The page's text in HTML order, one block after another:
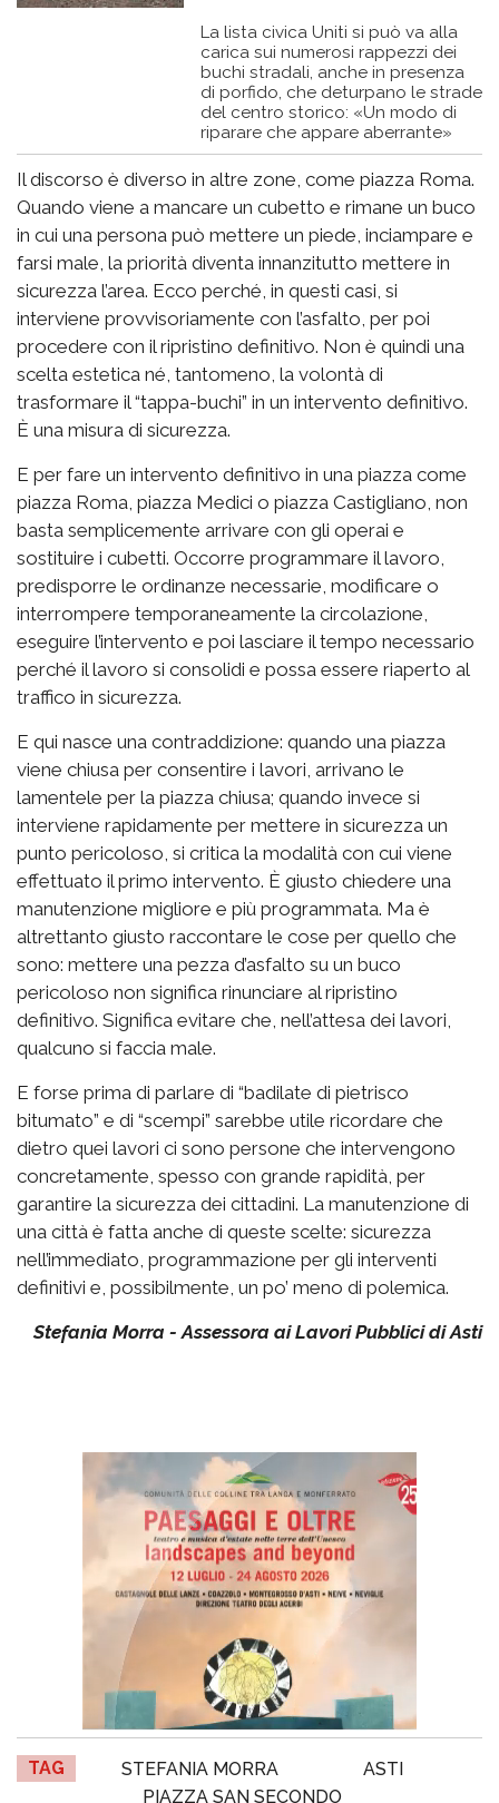
La lista civica Uniti si può va alla
carica sui numerosi rappezzi dei
buchi stradali, anche in presenza
di porfido, che deturpano le strade
del centro storico: «Un modo di
riparare che appare aberrante»
Il discorso è diverso in altre zone, come piazza Roma.
Quando viene a mancare un cubetto e rimane un buco
in cui una persona può mettere un piede, inciampare e
farsi male, la priorità diventa innanzitutto mettere in
sicurezza l’area. Ecco perché, in questi casi, si
interviene provvisoriamente con l’asfalto, per poi
procedere con il ripristino definitivo. Non è quindi una
scelta estetica né, tantomeno, la volontà di
trasformare il “tappa-buchi” in un intervento definitivo.
È una misura di sicurezza.
E per fare un intervento definitivo in una piazza come
piazza Roma, piazza Medici o piazza Castigliano, non
basta semplicemente arrivare con gli operai e
sostituire i cubetti. Occorre programmare il lavoro,
predisporre le ordinanze necessarie, modificare o
interrompere temporaneamente la circolazione,
eseguire l’intervento e poi lasciare il tempo necessario
perché il lavoro si consolidi e possa essere riaperto al
traffico in sicurezza.
E qui nasce una contraddizione: quando una piazza
viene chiusa per consentire i lavori, arrivano le
lamentele per la piazza chiusa; quando invece si
interviene rapidamente per mettere in sicurezza un
punto pericoloso, si critica la modalità con cui viene
effettuato il primo intervento. È giusto chiedere una
manutenzione migliore e più programmata. Ma è
altrettanto giusto raccontare le cose per quello che
sono: mettere una pezza d’asfalto su un buco
pericoloso non significa rinunciare al ripristino
definitivo. Significa evitare che, nell’attesa dei lavori,
qualcuno si faccia male.
E forse prima di parlare di “badilate di pietrisco
bitumato” e di “scempi” sarebbe utile ricordare che
dietro quei lavori ci sono persone che intervengono
concretamente, spesso con grande rapidità, per
garantire la sicurezza dei cittadini. La manutenzione di
una città è fatta anche di queste scelte: sicurezza
nell’immediato, programmazione per gli interventi
definitivi e, possibilmente, un po’ meno di polemica.
Stefania Morra - Assessora ai Lavori Pubblici di Asti
TAG STEFANIA MORRA
ASTI
PIAZZA SAN SECONDO